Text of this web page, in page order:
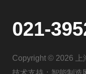
021-
Copyright © 2026 上